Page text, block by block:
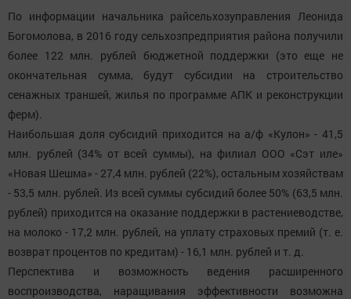
По информации начальника райсельхозуправления Леонида
Богомолова, в 2016 году сельхозпредприятия района получили
более 122 млн. рублей бюджетной поддержки (это еще не
окончательная сумма, будут субсидии на строительство
сенажных траншей, жилья по программе АПК и реконструкции
ферм).
Наибольшая доля субсидий приходится на а/ф «Кулон» - 41,5
млн. рублей (34% от всей суммы), на филиал ООО «Сэт иле»
«Новая Шешма» - 27,4 млн. рублей (22%), остальным хозяйствам
- 53,5 млн. рублей. Из всей суммы субсидий более 50% (63,5 млн.
рублей) приходится на оказание поддержки в растениеводстве,
на молоко - 17,2 млн. рублей, на уплату страховых премий (т. е.
возврат процентов по кредитам) - 16,1 млн. рублей и т. д.
Перспектива и возможность ведения расширенного
воспроизводства, наращивания эффективности возможна